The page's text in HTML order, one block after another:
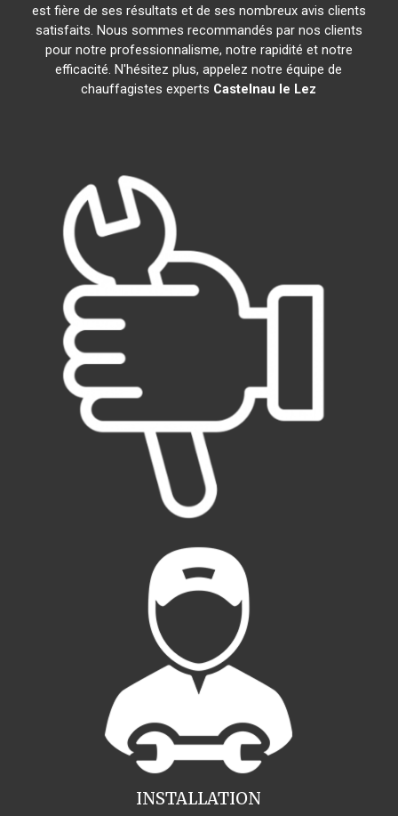
est fière de ses résultats et de ses nombreux avis clients
satisfaits. Nous sommes recommandés par nos clients
pour notre professionnalisme, notre rapidité et notre
efficacité. N'hésitez plus, appelez notre équipe de
chauffagistes experts Castelnau le Lez
INSTALLATION